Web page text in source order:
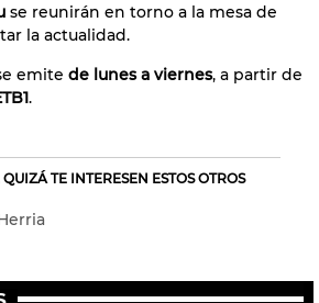
se reunirán en torno a la mesa de
la actualidad.
emite de lunes a viernes, a partir de
.
TE INTERESEN ESTOS OTROS